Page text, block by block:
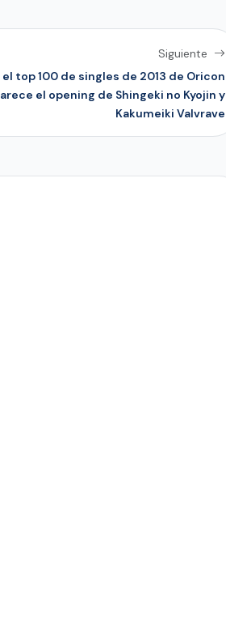
Siguiente
el top 100 de singles de 2013 de Oricon
el opening de Shingeki no Kyojin y
Kakumeiki Valvrave